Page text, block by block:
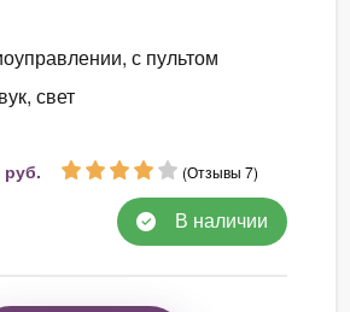
с пультом
свет
руб. (Отзывы 7)
В наличии